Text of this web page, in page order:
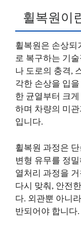
휠복원이
휠복원은 손상되
로 복구하는 기
나 도로의 충격,
각한 손상을 입
한 균열부터 크
하며 차량의 미
입니다.
휠복원 과정은
변형 유무를 정
열처리 과정을
다시 맞춰, 안전
다. 외관뿐 아니
반되어야 합니다.